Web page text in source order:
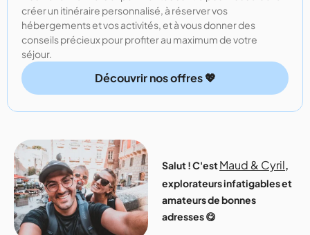
créer un itinéraire personnalisé, à réserver vos
hébergements et vos activités, et à vous donner des
conseils précieux pour profiter au maximum de votre
séjour.
Découvrir nos offres 💖
Salut ! C'estMaud & Cyril,
explorateurs infatigables et
amateurs de bonnes
adresses 😋